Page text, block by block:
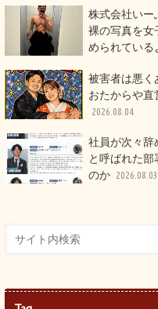
株式会社いー
裸の写真を女
められている
被害者は悪く
おたからや直
2026.08.04
社員が次々
と呼ばれた部
のか 2026.08.03